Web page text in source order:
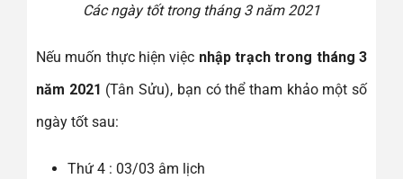
Các ngày tốt trong tháng 3 năm 2021
Nếu muốn thực hiện việc nhập trạch trong tháng 3
năm 2021 (Tân Sửu), bạn có thể tham khảo một số
ngày tốt sau:
Thứ 4 : 03/03 âm lịch